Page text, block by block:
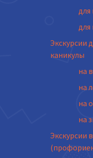
для
для
Экскурсии
каникулы
на
на
на
на
Экскурсии